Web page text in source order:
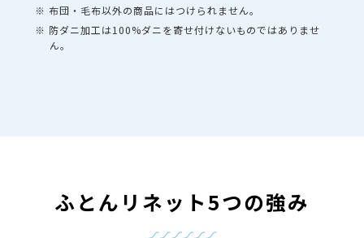
※ 布団・毛布以外の商品にはつけられません。
※ 防ダニ加工は100%ダニを寄せ付けないものではありませ
ん。
ふとんリネット5つの強み